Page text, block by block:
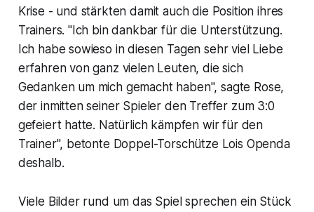
Krise - und stärkten damit auch die Position ihres
Trainers. "Ich bin dankbar für die Unterstützung.
Ich habe sowieso in diesen Tagen sehr viel Liebe
erfahren von ganz vielen Leuten, die sich
Gedanken um mich gemacht haben", sagte Rose,
der inmitten seiner Spieler den Treffer zum 3:0
gefeiert hatte. Natürlich kämpfen wir für den
Trainer", betonte Doppel-Torschütze Lois Openda
deshalb.
Viele Bilder rund um das Spiel sprechen ein Stück